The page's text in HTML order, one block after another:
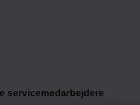
servicemedarbejdere